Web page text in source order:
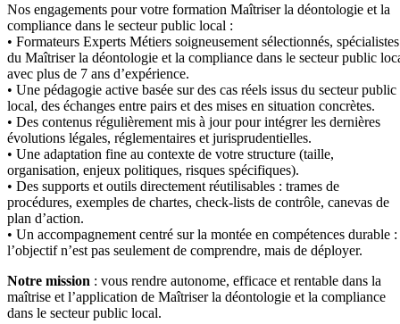
Nos engagements pour votre formation Maîtriser la déontologie et la
compliance dans le secteur public local :
• Formateurs Experts Métiers soigneusement sélectionnés, spécialistes
du Maîtriser la déontologie et la compliance dans le secteur public
avec plus de 7 ans d’expérience.
• Une pédagogie active basée sur des cas réels issus du secteur public
local, des échanges entre pairs et des mises en situation concrètes.
• Des contenus régulièrement mis à jour pour intégrer les dernières
évolutions légales, réglementaires et jurisprudentielles.
• Une adaptation fine au contexte de votre structure (taille,
organisation, enjeux politiques, risques spécifiques).
• Des supports et outils directement réutilisables : trames de
procédures, exemples de chartes, check-lists de contrôle, canevas de
plan d’action.
• Un accompagnement centré sur la montée en compétences durable :
l’objectif n’est pas seulement de comprendre, mais de déployer.
Notre mission : vous rendre autonome, efficace et rentable dans la
maîtrise et l’application de Maîtriser la déontologie et la compliance
dans le secteur public local.